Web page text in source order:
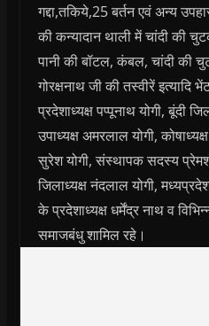
गद्दा,तकिये,25 बर्तन एवं अन्य
की कन्यादान थाली में चांदी की
पानी की बॉटल, कंबल, चांदी की
गोरक्षनाथ जी की तस्वीरें
प्रदेशाध्यक्ष पप्पूनाथ योगी, बूंदी
उपाध्यक्ष अमरलाल योगी,
सुरेश योगी, संस्थापक सदस्य
जिलाध्यक्ष नंदलाल योगी,
के प्रदेशाध्यक्ष धर्मेंद्र नाथ व
समाजबंधु शामिल रहे।